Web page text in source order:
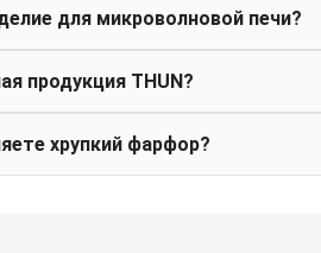
для микроволновой печи?
продукция THUN?
хрупкий фарфор?